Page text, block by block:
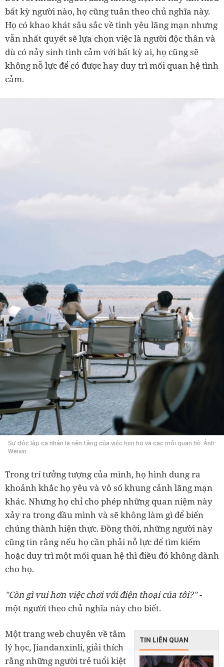
bất kỳ người nào, họ cũng tuân theo chủ nghĩa này.
Họ có khao khát sâu sắc về tình yêu lãng mạn nhưng
vẫn nhất quyết sẽ lựa chọn việc là người độc thân và
dù có nảy sinh tình cảm với bất kỳ ai, họ cũng sẽ
không nỗ lực để có được hay duy trì mối quan hệ tình
cảm.
Sự độc lập cá nhân là nền tảng của việc hẹn hò và các mối quan hệ. Ảnh:
Weixin
Trong trí tưởng tượng của mình, họ hình dung ra
khoảnh khắc họ yêu và vô số khung cảnh lãng mạn
khác. Nhưng họ chỉ cho phép những quan niệm này
xảy ra trong đầu mình và sẽ không làm gì để biến
chúng thành hiện thực. Đồng thời, những người này
cũng tin rằng nếu họ cần phải nỗ lực để tìm kiếm
hoặc duy trì một mối quan hệ thì điều đó không dành
cho họ.
"Còn gì vui hơn việc chơi với điện thoại của tôi?" -
một người theo chủ nghĩa này cho biết.
TIN LIÊN QUAN
Một trang web chuyên về tâm
lý học, Jiandanxinli, giải thích
rằng những người trẻ tuổi kiệt